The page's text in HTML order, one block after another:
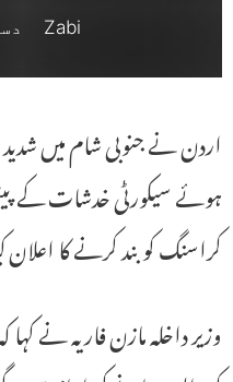
Zabi
اردن نے جنوبی شام میں
ہوئے سیکورٹی خدشات کے
کراسنگ کو بند کرنے کا
وزیر داخلہ مازن فاریہ نے